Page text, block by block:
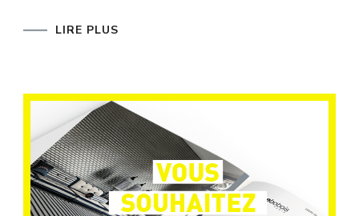
LIRE PLUS